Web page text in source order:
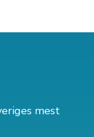
mest